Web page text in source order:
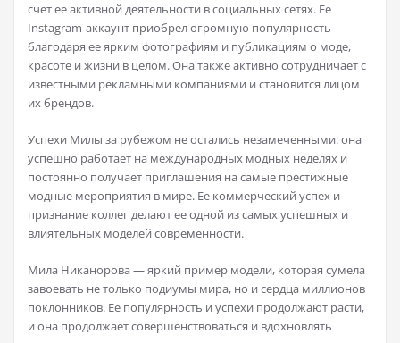
счет ее активной деятельности в социальных сетях. Ее
Instagram-аккаунт приобрел огромную популярность
благодаря ее ярким фотографиям и публикациям о моде,
красоте и жизни в целом. Она также активно сотрудничает с
известными рекламными компаниями и становится лицом
их брендов.
Успехи Милы за рубежом не остались незамеченными: она
успешно работает на международных модных неделях и
постоянно получает приглашения на самые престижные
модные мероприятия в мире. Ее коммерческий успех и
признание коллег делают ее одной из самых успешных и
влиятельных моделей современности.
Мила Никанорова — яркий пример модели, которая сумела
завоевать не только подиумы мира, но и сердца миллионов
поклонников. Ее популярность и успехи продолжают расти,
и она продолжает совершенствоваться и вдохновлять